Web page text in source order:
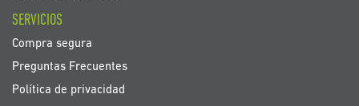
SERVICIOS
Compra segura
Preguntas Frecuentes
Política de privacidad